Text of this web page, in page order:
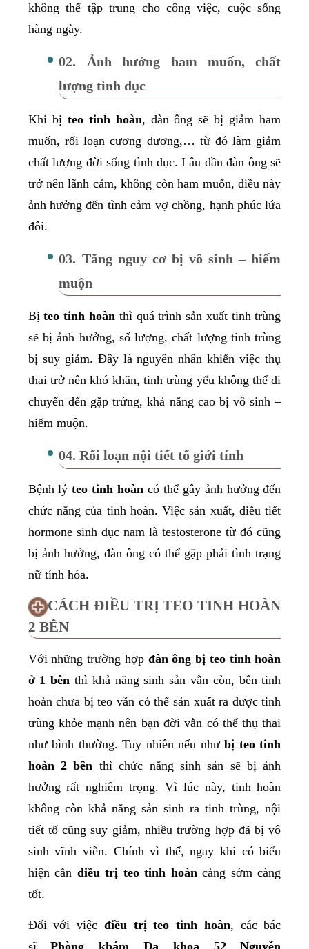
không thể tập trung cho công việc, cuộc sống
hàng ngày.
02. Ảnh hưởng ham muốn, chất
lượng tình dục
Khi bị teo tinh hoàn, đàn ông sẽ bị giảm ham
muốn, rối loạn cương dương,… từ đó làm giảm
chất lượng đời sống tình dục. Lâu dần đàn ông sẽ
trở nên lãnh cảm, không còn ham muốn, điều này
ảnh hưởng đến tình cảm vợ chồng, hạnh phúc lứa
đôi.
03. Tăng nguy cơ bị vô sinh – hiếm
muộn
Bịteo tinh hoànthì quá trình sản xuất tinh trùng
sẽ bị ảnh hưởng, số lượng, chất lượng tinh trùng
bị suy giảm. Đây là nguyên nhân khiến việc thụ
thai trở nên khó khăn, tinh trùng yếu không thể di
chuyển đến gặp trứng, khả năng cao bị vô sinh –
hiếm muộn.
04. Rối loạn nội tiết tố giới tính
Bệnh lýteo tinh hoàn có thể gây ảnh hưởng đến
chức năng của tinh hoàn. Việc sản xuất, điều tiết
hormone sinh dục nam là testosterone từ đó cũng
bị ảnh hưởng, đàn ông có thể gặp phải tình trạng
nữ tính hóa.
CÁCH ĐIỀU TRỊ TEO TINH HOÀN
2 BÊN
Với những trường hợp đàn ông bị teo tinh hoàn
ở 1 bên thì khả năng sinh sản vẫn còn, bên tinh
hoàn chưa bị teo vẫn có thể sản xuất ra được tinh
trùng khỏe mạnh nên bạn đời vẫn có thể thụ thai
như bình thường. Tuy nhiên nếu nhưbị teo tinh
hoàn 2 bên thì chức năng sinh sản sẽ bị ảnh
hưởng rất nghiêm trọng. Vì lúc này, tinh hoàn
không còn khả năng sản sinh ra tinh trùng, nội
tiết tố cũng suy giảm, nhiều trường hợp đã bị vô
sinh vĩnh viễn. Chính vì thế, ngay khi có biểu
hiện cần điều trị teo tinh hoàncàng sớm càng
tốt.
Đối với việc điều trị teo tinh hoàn, các bác